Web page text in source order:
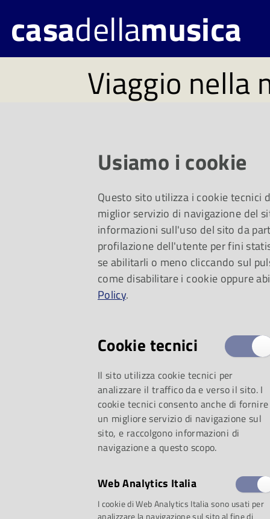
casadellamusica
Viaggio nella
La Casa della
programma di
mostra "Viaggio
Horszowski"
Usiamo i cookie
Questo sito utilizza i cookie tecnici
miglior servizio di navigazione del
informazioni sull'uso del sito da
profilazione dell'utente per fini
se abilitarli o meno cliccando sul
come disabilitare i cookie oppure
Policy.
Cookie tecnici
Il sito utilizza cookie tecnici per
analizzare il traffico da e verso il sito. I
cookie tecnici consento anche di fornire
un migliore servizio di navigazione sul
sito, e raccolgono informazioni di
navigazione a questo scopo.
Web Analytics Italia
I cookie di Web Analytics Italia sono usati per